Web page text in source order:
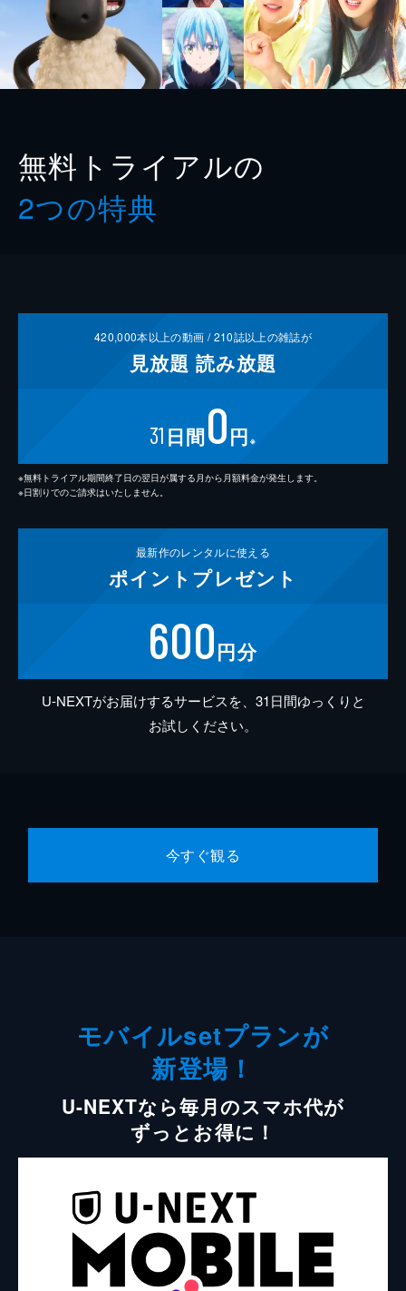
無料トライアルの
2つの特典
420,000本以上の動画 /210誌以上の雑誌が
見放題 読み放題
31 日間0円 ※
※無料トライアル期間終了日の翌日が属する月から月額料金が発生します。
※日割りでのご請求はいたしません。
最新作のレンタルに使える
ポイント プレゼント
600円分
U-NEXTがお届けするサービスを、31日間ゆっくりと
お試しください。
今すぐ観る
モバイルsetプランが
新登場！
U-NEXTなら毎月のスマホ代が
ずっとお得に！